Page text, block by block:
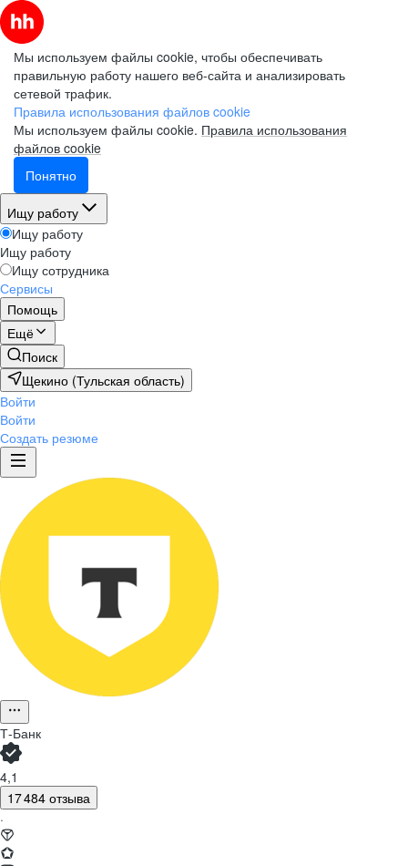
Мы используем файлы cookie, чтобы обеспечивать
правильную работу нашего веб-сайта и анализировать
сетевой трафик.
Правила использования файлов cookie
Мы используем файлы cookie. Правила использования
файлов cookie
Понятно
Ищу работу
Ищу работу
Ищу работу
Ищу сотрудника
Сервисы
Помощь
Ещё
Поиск
Щекино (Тульская область)
Войти
Войти
Создать резюме
Т-Банк
4,1
17 484 отзыва
·